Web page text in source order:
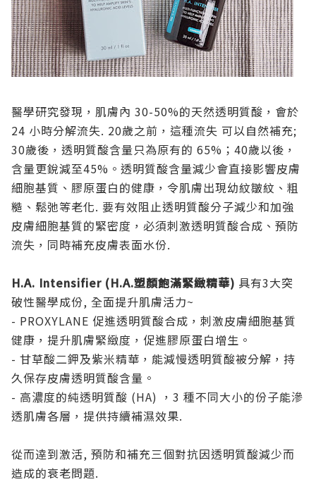
醫學研究發現，肌膚內 30-50%的天然透明質酸，會於
24 小時分解流失. 20歲之前，這種流失 可以自然補充;
30歲後，透明質酸含量只為原有的 65%；40歲以後，
含量更銳減至45%。透明質酸含量減少會直接影響皮膚
細胞基質、膠原蛋白的健康，令肌膚出現幼紋皺紋、粗
糙、鬆弛等老化. 要有效阻止透明質酸分子減少和加強
皮膚細胞基質的緊密度，必須刺激透明質酸合成、預防
流失，同時補充皮膚表面水份.
H.A. Intensifier (H.A.塑顏飽滿緊緻精華) 具有3大突
破性醫學成份, 全面提升肌膚活力~
- PROXYLANE 促進透明質酸合成，刺激皮膚細胞基質
健康，提升肌膚緊緻度，促進膠原蛋白增生。
- 甘草酸二鉀及紫米精華，能減慢透明質酸被分解，持
久保存皮膚透明質酸含量。
- 高濃度的純透明質酸 (HA) ，3 種不同大小的份子能滲
透肌膚各層，提供持續補濕效果.
從而逹到激活, 預防和補充三個對抗因透明質酸減少而
造成的衰老問題.